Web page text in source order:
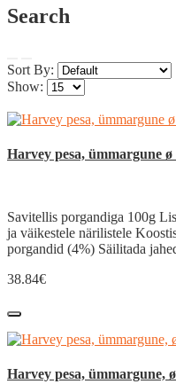
Search
Sort By:
Show:
Harvey pesa, ümmargune ø
Savitellis porgandiga 100g
ja väikestele närilistele
porgandid (4%) Säilitada
38.84€
Harvey pesa, ümmargune,